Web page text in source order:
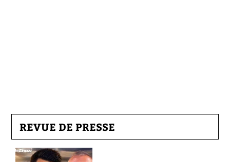
REVUE DE PRESSE